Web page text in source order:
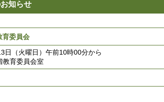
知らせ
育委員会
日（火曜日）午前10時00分から
教育委員会室